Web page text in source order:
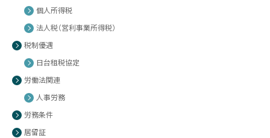
個人所得税
法人税（営利事業所得税）
税制優遇
日台租税協定
労働法関連
人事労務
労務条件
居留証